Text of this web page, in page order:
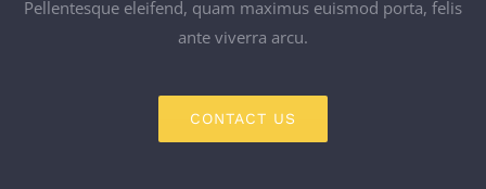
Pellentesque eleifend, quam maximus euismod porta, felis
ante viverra arcu.
CONTACT US